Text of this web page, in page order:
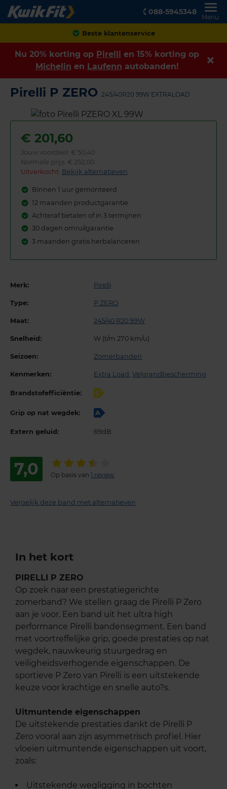
088-5945348
Menu
Achteraf betalen
Nu 20% korting op Pirelli en 15% korting op
Michelin en Laufenn autobanden!
Pirelli P ZERO 245/40R20 99W EXTRALOAD
€ 201,60
Jouw voordeel: € 50,40
Normale prijs: € 252,00
Uitverkocht: Bekijk alternatieven
Binnen 1 uur gemonteerd
12 maanden productgarantie
Achteraf betalen of in 3 termijnen
30 dagen omruilgarantie
3 maanden gratis herbalanceren
Merk: Pirelli
Type: P ZERO
Maat: 245/40 R20 99W
Snelheid: W (t/m 270 km/u)
Seizoen: Zomerbanden
Kenmerken: Extra Load , Velgrandbescherming
Brandstofefficiëntie: C
Grip op nat wegdek: A
Extern geluid: 69dB
7,0 Op basis van 1 review
Vergelijk deze band met alternatieven
In het kort
PIRELLI P ZERO
Op zoek naar een prestatiegerichte
zomerband? We stellen graag de Pirelli P Zero
aan je voor. Een band uit het ultra high
performance Pirelli bandensegment. Een band
met voortreffelijke grip, goede prestaties op nat
wegdek, nauwkeurig stuurgedrag en
veiligheidsverhogende eigenschappen. De
sportieve P Zero van Pirelli is een uitstekende
keuze voor krachtige en snelle auto?s.
Uitmuntende eigenschappen
De uitstekende prestaties dankt de Pirelli P
Zero vooral aan zijn asymmetrisch profiel. Hier
vloeien uitmuntende eigenschappen uit voort,
zoals:
Uitstekende wegligging in bochten